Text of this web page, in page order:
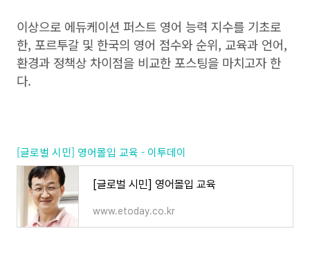
이상으로 에듀케이션 퍼스트 영어 능력 지수를 기초로
한, 포르투갈 및 한국의 영어 점수와 순위, 교육과 언어,
환경과 정책상 차이점을 비교한 포스팅을 마치고자 한
다.
[글로벌 시민] 영어몰입 교육 - 이투데이
[글로벌 시민] 영어몰입 교육
www.etoday.co.kr